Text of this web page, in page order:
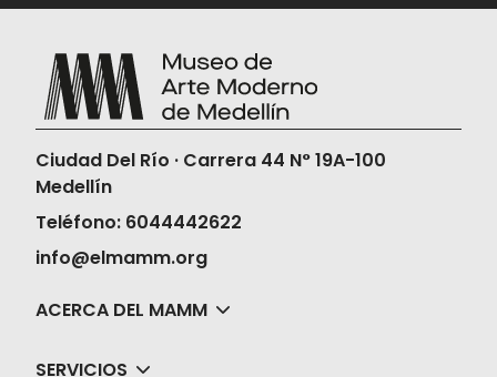
Ciudad Del Río · Carrera 44 N° 19A-100
Medellín
Teléfono: 6044442622
info@elmamm.org
ACERCA DEL MAMM
SERVICIOS